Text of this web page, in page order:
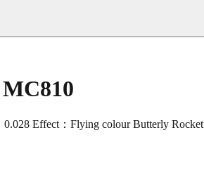
Effect：Flying colour Butterly Rocket